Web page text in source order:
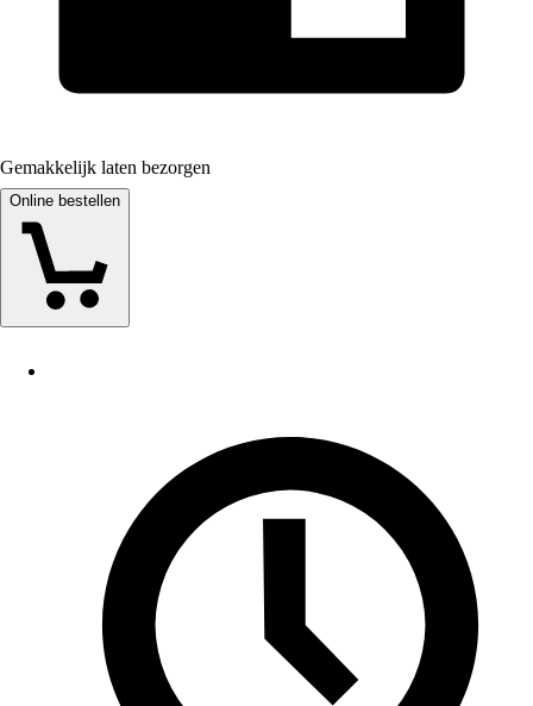
Gemakkelijk laten bezorgen
Online bestellen